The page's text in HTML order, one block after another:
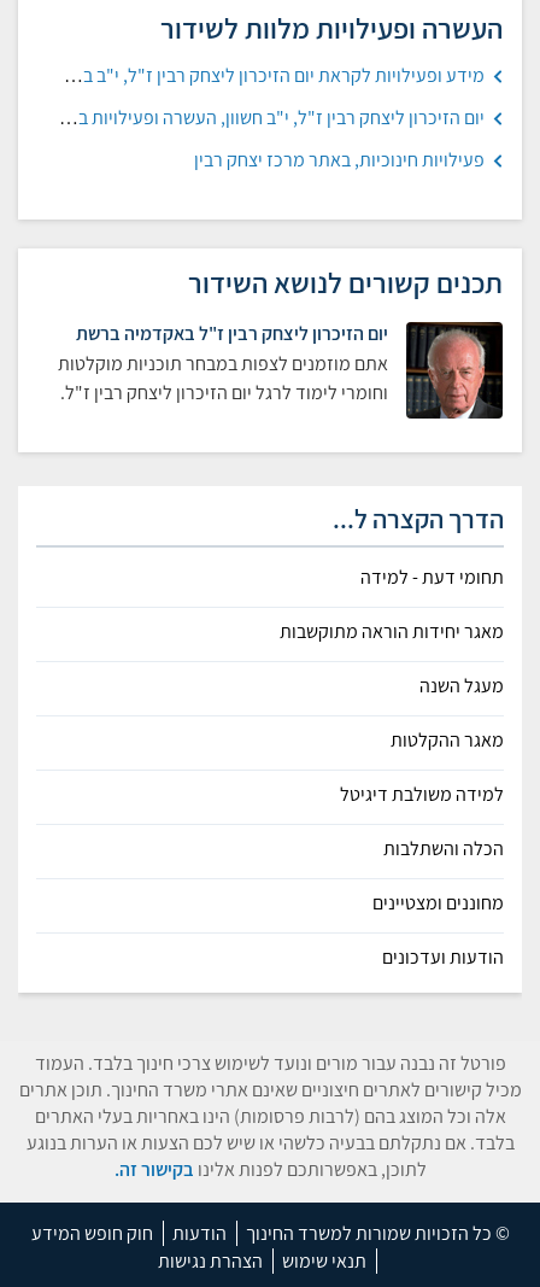
העשרה ופעילויות מלוות לשידור
מידע ופעילויות לקראת יום הזיכרון ליצחק רבין ז"ל, י"ב בחשוון, תשף, באתר המטה לחינוך אזרחי וחיים משותפים
יום הזיכרון ליצחק רבין ז"ל, י"ב חשוון, העשרה ופעילויות במרחב הפדגוגי
פעילויות חינוכיות, באתר מרכז יצחק רבין
תכנים קשורים לנושא השידור
יום הזיכרון ליצחק רבין ז"ל באקדמיה ברשת
אתם מוזמנים לצפות במבחר תוכניות מוקלטות
וחומרי לימוד לרגל יום הזיכרון ליצחק רבין ז"ל.
הדרך הקצרה ל...
תחומי דעת - למידה
מאגר יחידות הוראה מתוקשבות
מעגל השנה
מאגר ההקלטות
למידה משולבת דיגיטל
הכלה והשתלבות
מחוננים ומצטיינים
הודעות ועדכונים
פורטל זה נבנה עבור מורים ונועד לשימוש צרכי חינוך בלבד. העמוד
מכיל קישורים לאתרים חיצוניים שאינם אתרי משרד החינוך. תוכן אתרים
אלה וכל המוצג בהם (לרבות פרסומות) הינו באחריות בעלי האתרים
בלבד. אם נתקלתם בבעיה כלשהי או שיש לכם הצעות או הערות בנוגע
לתוכן, באפשרותכם לפנות אלינו בקישור זה.
© כל הזכויות שמורות למשרד החינוך הודעות
חוק חופש המידע
תנאי שימוש
הצהרת נגישות